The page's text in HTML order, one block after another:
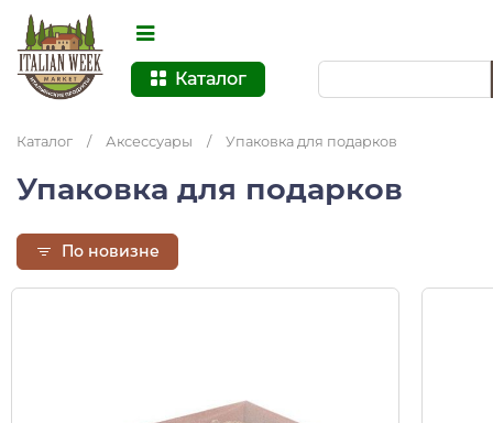
Каталог
Каталог / Аксессуары / Упаковка для подарков
Упаковка для подарков
По новизне